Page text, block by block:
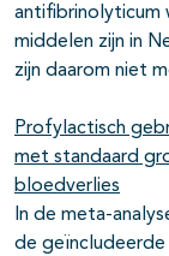
antifibrinolyticum
middelen zijn in
zijn daarom niet
Profylactisch
met standaard
bloedverlies
In de meta-
de